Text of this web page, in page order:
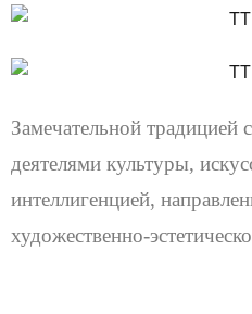
Замечательной традицией
деятелями культуры,
интеллигенцией,
художественно-